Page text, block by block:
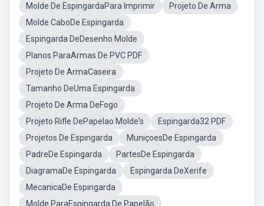
Molde De EspingardaPara Imprimir
Projeto De Arma
Molde CaboDe Espingarda
Espingarda DeDesenho Molde
Planos ParaArmas De PVC PDF
Projeto De ArmaCaseira
Tamanho DeUma Espingarda
Projeto De Arma DeFogo
Projeto Rifle DePapelao Molde's
Espingarda32 PDF
Projetos De Espingarda
MuniçoesDe Espingarda
PadreDe Espingarda
PartesDe Espingarda
DiagramaDe Espingarda
Espingarda DeXerife
MecanicaDe Espingarda
Molde ParaEspingarda De Papelão